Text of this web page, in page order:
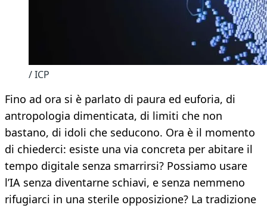
/ ICP
Fino ad ora si è parlato di paura ed euforia, di
antropologia dimenticata, di limiti che non
bastano, di idoli che seducono. Ora è il momento
di chiederci: esiste una via concreta per abitare il
tempo digitale senza smarrirsi? Possiamo usare
l’IA senza diventarne schiavi, e senza nemmeno
rifugiarci in una sterile opposizione? La tradizione